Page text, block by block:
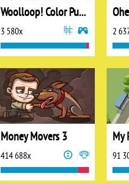
Woolloop! Color Puzzle
3 580x 2
Money Movers 3
414 688x
My
91